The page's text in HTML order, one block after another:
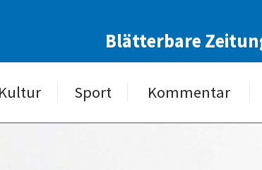
Blätterbare
Kultur Sport Kommentar